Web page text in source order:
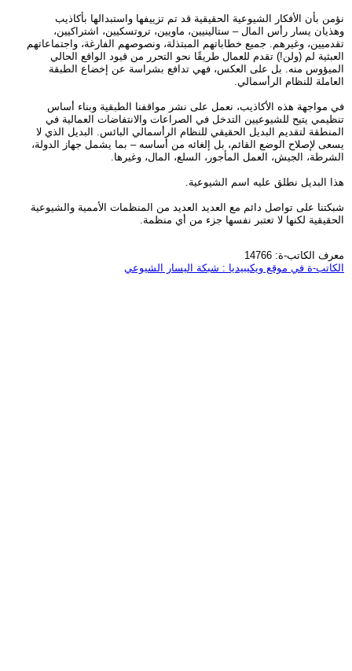
نؤمن بأن الأفكار الشيوعية الحقيقية قد تم تزييفها واستبدالها بأكاذيب
وهذيان يسار رأس المال – ستالينيين، ماويين، تروتسكيين، اشتراكيين،
تقدميين، وغيرهم. جميع خطاباتهم المبتذلة، ونصوصهم الفارغة، واجتماعاتهم
العبثية لم (ولن!) تقدم للعمال طريقًا نحو التحرر من قيود الواقع الحالي
الميؤوس منه. بل على العكس، فهي تدافع بشراسة عن إخضاع الطبقة
العاملة للنظام الرأسمالي.
في مواجهة هذه الأكاذيب، نعمل على نشر مواقفنا الطبقية وبناء أساس
تنظيمي يتيح للشيوعيين التدخل في الصراعات والانتفاضات العمالية في
المنطقة لتقديم البديل الحقيقي للنظام الرأسمالي البائس. البديل الذي لا
يسعى لإصلاح الوضع القائم، بل إلغائه من أساسه – بما يشمل جهاز الدولة،
الشرطة، الجيش، العمل المأجور، السلع، المال، وغيرها.
هذا البديل نطلق عليه اسم الشيوعية.
شبكتنا على تواصل دائم مع العديد العديد من المنظمات الأممية والشيوعية
الحقيقية لكنها لا تعتبر نفسها جزء من أي منظمة.
معرف الكاتب-ة: 14766
الكاتب-ة في موقع ويكيبيديا : شبكة اليسار الشيوعي